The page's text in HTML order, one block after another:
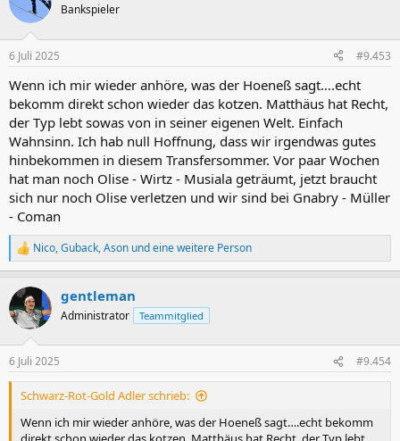
Bankspieler
6 Juli 2025 #9.453
Wenn ich mir wieder anhöre, was der Hoeneß sagt….echt
bekomm direkt schon wieder das kotzen. Matthäus hat Recht,
der Typ lebt sowas von in seiner eigenen Welt. Einfach
Wahnsinn. Ich hab null Hoffnung, dass wir irgendwas gutes
hinbekommen in diesem Transfersommer. Vor paar Wochen
hat man noch Olise - Wirtz - Musiala geträumt, jetzt braucht
sich nur noch Olise verletzen und wir sind bei Gnabry - Müller
- Coman
R
e
k
t
i
e
n
Nico,Guback,Ason und eine weitere Person
gentleman
Administrator Teammitglied
6 Juli 2025 #9.454
Schwarz-Rot-Gold Adler schrieb:
Wenn ich mir wieder anhöre, was der Hoeneß sagt….echt bekomm